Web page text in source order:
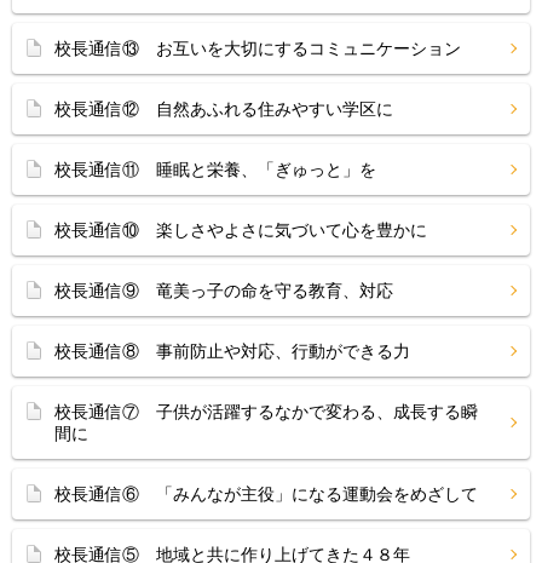
校長通信⑬ お互いを大切にするコミュニケーション
校長通信⑫ 自然あふれる住みやすい学区に
校長通信⑪ 睡眠と栄養、「ぎゅっと」を
校長通信⑩ 楽しさやよさに気づいて心を豊かに
校長通信⑨ 竜美っ子の命を守る教育、対応
校長通信⑧ 事前防止や対応、行動ができる力
校長通信⑦ 子供が活躍するなかで変わる、成長する瞬
間に
校長通信⑥ 「みんなが主役」になる運動会をめざして
校長通信⑤ 地域と共に作り上げてきた４８年